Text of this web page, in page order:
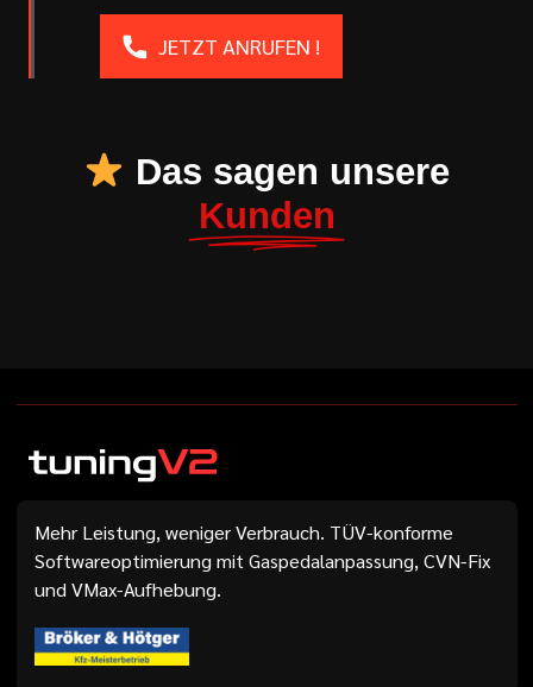
JETZT ANRUFEN !
Das sagen unsere
Kunden
Mehr Leistung, weniger Verbrauch. TÜV-konforme
Softwareoptimierung mit Gaspedalanpassung, CVN-Fix
und VMax-Aufhebung.